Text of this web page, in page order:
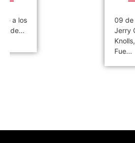
09 de agosto de 1995. Muere
Jerry García en Lagunitas-Forest
Knolls, California, Estados Unidos.
Fue...